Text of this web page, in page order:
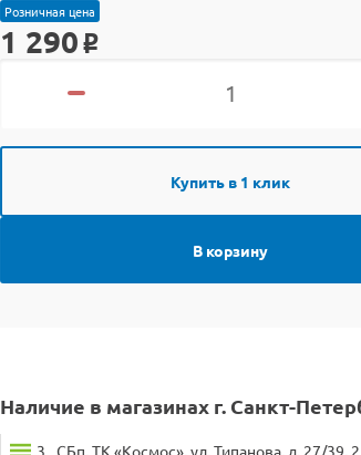
Розничная цена
1 290 o
Купить в 1 клик
В корзину
Наличие в магазинах г. Санкт-
3 СБп, ТК «Космос», ул. Типанова, д. 27/39,